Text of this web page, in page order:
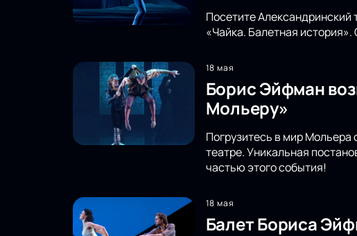
Посетите Александринский
«Чайка. Балетная
18 мая
Борис Эйфман
Мольеру»
Погрузитесь в мир
театре. Уникальная
частью этого события!
18 мая
Балет Бориса